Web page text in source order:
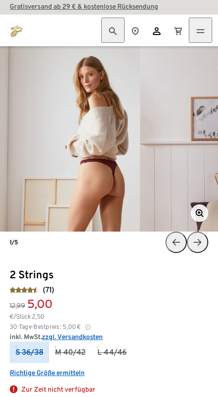
Gratisversand ab 29 € & kostenlose Rücksendung
2 Strings
(71)
12,99 5,00
€/Stück 2,50
30-Tage-Bestpreis: 5,00 €
inkl. MwSt.zzgl. Versandkosten
S 36/38 M 40/42 L 44/46
Richtige Größe ermitteln
Zur Zeit nicht verfügbar
1/5